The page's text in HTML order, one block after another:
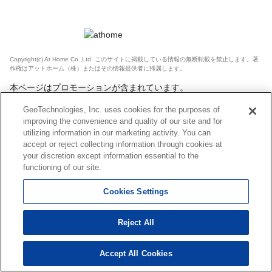
Copyright(c) At Home Co.,Ltd. このサイトに掲載している情報の無断転載を禁止します。著
作権はアットホーム（株）またはその情報提供者に帰属します。
本ページはプロモーションが含まれています。
GeoTechnologies, Inc. uses cookies for the purposes of
improving the convenience and quality of our site and for
utilizing information in our marketing activity. You can
accept or reject collecting information through cookies at
your discretion except information essential to the
functioning of our site.
Cookies Settings
Reject All
Accept All Cookies